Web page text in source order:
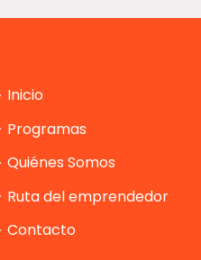
Inicio
Programas
Quiénes Somos
Ruta del emprendedor
Contacto